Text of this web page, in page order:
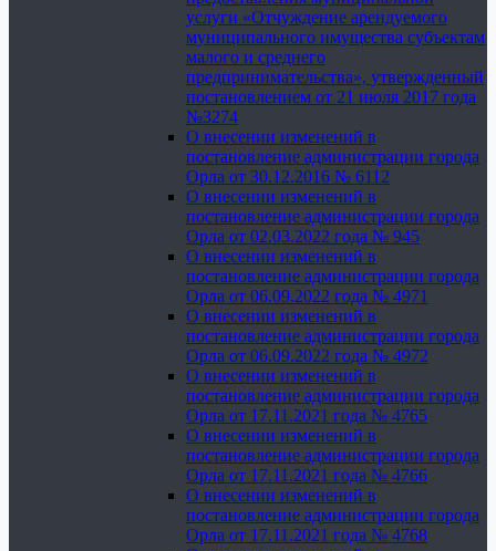
услуги «Отчуждение арендуемого
муниципального имущества субъектам
малого и среднего
предпринимательства», утвержденный
постановлением от 21 июля 2017 года
№3274
О внесении изменений в
постановление администрации города
Орла от 30.12.2016 № 6112
О внесении изменений в
постановление администрации города
Орла от 02.03.2022 года № 945
О внесении изменений в
постановление администрации города
Орла от 06.09.2022 года № 4971
О внесении изменений в
постановление администрации города
Орла от 06.09.2022 года № 4972
О внесении изменений в
постановление администрации города
Орла от 17.11.2021 года № 4765
О внесении изменений в
постановление администрации города
Орла от 17.11.2021 года № 4766
О внесении изменений в
постановление администрации города
Орла от 17.11.2021 года № 4768